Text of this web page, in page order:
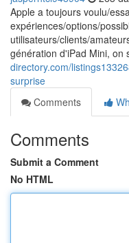
Apple a toujours voulu/
expériences/options/
utilisateurs/clients/
génération d'iPad Mini, on
directory.com/
surprise
Comments
Comments
Submit a Comment
No HTML